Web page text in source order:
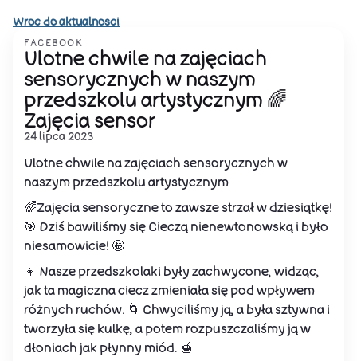
Wroc do aktualnosci
FACEBOOK
Ulotne chwile na zajęciach
sensorycznych w naszym
przedszkolu artystycznym 🌈
Zajęcia sensor
24 lipca 2023
Ulotne chwile na zajęciach sensorycznych w
naszym przedszkolu artystycznym
🌈Zajęcia sensoryczne to zawsze strzał w dziesiątkę!
🎯 Dziś bawiliśmy się Cieczą nienewtonowską i było
niesamowicie! 🤩
👧 Nasze przedszkolaki były zachwycone, widząc,
jak ta magiczna ciecz zmieniała się pod wpływem
różnych ruchów. 🌀 Chwyciliśmy ją, a była sztywna i
tworzyła się kulkę, a potem rozpuszczaliśmy ją w
dłoniach jak płynny miód. 🍯